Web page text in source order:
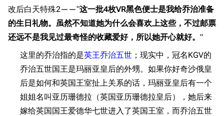
帮助
随便逛逛
特殊页面
上传文件
任务
好感度
战利品与功勋
技能
战斗机制
深海舰队
改后白天特殊2——“这一批4枚VR黑色便士是我给乔治准备
的生日礼物。虽然不知道她为什么会喜欢上这些，不过邮票
还远不是我见过最奇怪的收藏爱好，所以她开心就好。 ”
这里的乔治指的是英王乔治五世 ；现实中，冠名KGV的
乔治五世国王是玛丽亚皇后的外甥。如果你好奇沙俄皇
后是如何和英国王室扯上关系的话，玛丽亚皇后有一个
姐姐名叫亚历珊德拉（英国亚历珊德拉皇后），她后来
嫁给英国国王爱德华七世进入了英国王室，而乔治五世